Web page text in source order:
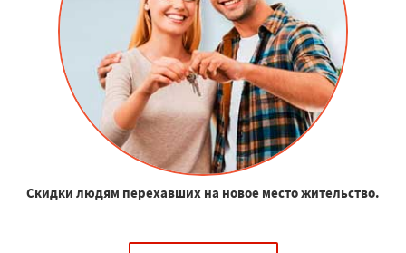
Скидки людям перехавших на новое место жительство.